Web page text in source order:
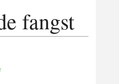
fangst